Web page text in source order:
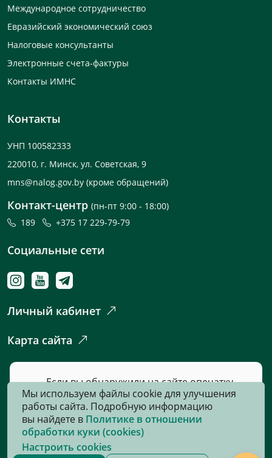
Международное сотрудничество
Евразийский экономический союз
Налоговые консультанты
Электронные счета-фактуры
Контакты ИМНС
Контакты
УНП 100582333
220010, г. Минск, ул. Советская, 9
mns@nalog.gov.by (кроме обращений)
Контакт-центр (пн-пт 9:00 - 18:00)
189
+375 17 229-79-79
Социальные сети
Личный кабинет
Карта сайта
Если вы обнаружили на сайте опечатку
или неточность, пожалуйста, нажмите
сюдаи сообщите нам об этом.
© 2026, Все права защищены
Мы используем файлы cookie для улучшения
работы сайта. Подробную информацию
вы найдете в Политике в отношении
обработки куки (cookies)
Настроить cookies